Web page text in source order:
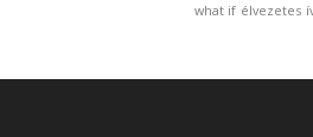
what if élvezetes